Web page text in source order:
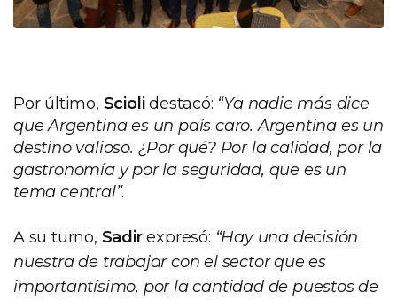
Por último, Sciolidestacó: “Ya nadie más dice
que Argentina es un país caro. Argentina es un
destino valioso. ¿Por qué? Por la calidad, por la
gastronomía y por la seguridad, que es un
tema central”.
A su turno, Sadirexpresó: “Hay una decisión
nuestra de trabajar con el sector que es
importantísimo, por la cantidad de puestos de